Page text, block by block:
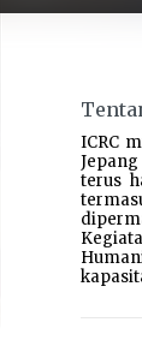
ICRC
terus